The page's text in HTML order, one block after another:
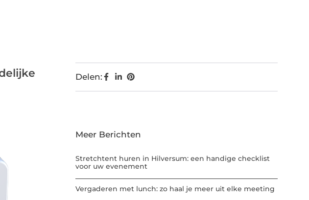
Delen:
Meer Berichten
Stretchtent huren in Hilversum: een handige checklist
voor uw evenement
Vergaderen met lunch: zo haal je meer uit elke meeting